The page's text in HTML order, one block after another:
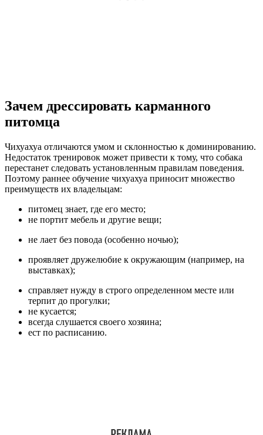
Зачем дрессировать карманного
питомца
Чихуахуа отличаются умом и склонностью к доминированию.
Недостаток тренировок может привести к тому, что собака
перестанет следовать установленным правилам поведения.
Поэтому раннее обучение чихуахуа приносит множество
преимуществ их владельцам:
питомец знает, где его место;
не портит мебель и другие вещи;
не лает без повода (особенно ночью);
проявляет дружелюбие к окружающим (например, на
выставках);
справляет нужду в строго определенном месте или
терпит до прогулки;
не кусается;
всегда слушается своего хозяина;
ест по расписанию.